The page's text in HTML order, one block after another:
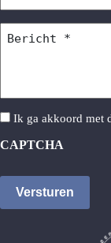
Instemming
Ik ga akkoord met
CAPTCHA